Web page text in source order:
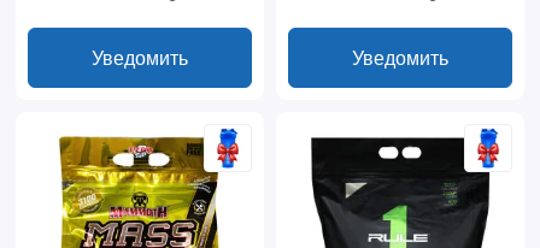
Уведомить Уведомить